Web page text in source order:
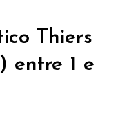
Thiers
entre 1 e